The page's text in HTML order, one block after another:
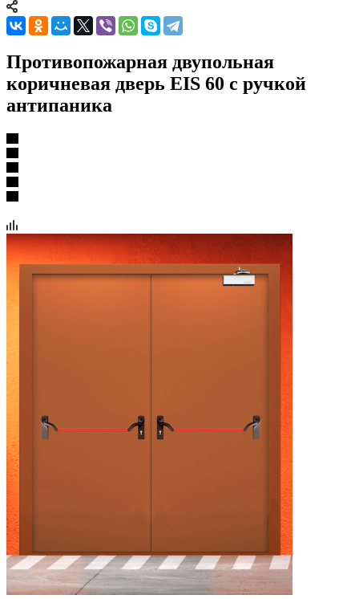
Противопожарная двупольная
коричневая дверь EIS 60 с ручкой
антипаника